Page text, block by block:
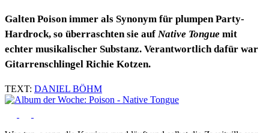
Galten Poison immer als Synonym für plumpen Party-
Hardrock, so überraschten sie auf Native Tongue mit
echter musikalischer Substanz. Verantwortlich dafür war
Gitarrenschlingel Richie Kotzen.
TEXT: DANIEL BÖHM